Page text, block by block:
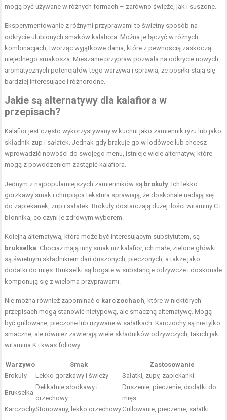
mogą być używane w różnych formach – zarówno świeże, jak i suszone.
Eksperymentowanie z różnymi przyprawami to świetny sposób na
odkrycie ulubionych smaków kalafiora. Można je łączyć w różnych
kombinacjach, tworząc wyjątkowe dania, które z pewnością zaskoczą
niejednego smakosza. Mieszanie przypraw pozwala na odkrycie nowych
aromatycznych potencjałów tego warzywa i sprawia, że posiłki stają się
bardziej interesujące i różnorodne.
Jakie są alternatywy dla kalafiora w
przepisach?
Kalafior jest często wykorzystywany w kuchni jako zamiennik ryżu lub jako
składnik zup i sałatek. Jednak gdy brakuje go w lodówce lub chcesz
wprowadzić nowości do swojego menu, istnieje wiele alternatyw, które
mogą z powodzeniem zastąpić kalafiora.
Jednym z najpopularniejszych zamienników są brokuły. Ich lekko
gorzkawy smak i chrupiąca tekstura sprawiają, że doskonale nadają się
do zapiekanek, zup i sałatek. Brokuły dostarczają dużej ilości witaminy C i
błonnika, co czyni je zdrowym wyborem.
Kolejną alternatywą, która może być interesującym substytutem, są
brukselka. Chociaż mają inny smak niż kalafior, ich małe, zielone główki
są świetnym składnikiem dań duszonych, pieczonych, a także jako
dodatki do mięs. Brukselki są bogate w substancje odżywcze i doskonale
komponują się z wieloma przyprawami.
Nie można również zapominać o karczochach, które w niektórych
przepisach mogą stanowić nietypową, ale smaczną alternatywę. Mogą
być grillowane, pieczone lub używane w sałatkach. Karczochy są nie tylko
smaczne, ale również zawierają wiele składników odżywczych, takich jak
witamina K i kwas foliowy.
Warzywo Smak
Zastosowanie
Brokuły
Lekko gorzkawy i świeży Sałatki, zupy, zapiekanki
Brukselka
Delikatnie słodkawy i
orzechowy
Duszenie, pieczenie, dodatki do
mięs
KarczochyStonowany, lekko orzechowy Grillowanie, pieczenie, sałatki